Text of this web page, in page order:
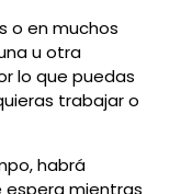
o en muchos
u otra
lo que puedas
trabajar o
habrá
mientras